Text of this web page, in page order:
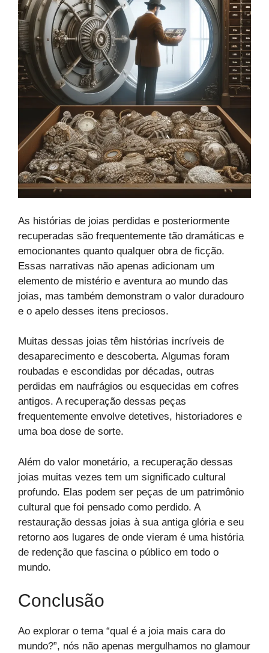
As histórias de joias perdidas e posteriormente
recuperadas são frequentemente tão dramáticas e
emocionantes quanto qualquer obra de ficção.
Essas narrativas não apenas adicionam um
elemento de mistério e aventura ao mundo das
joias, mas também demonstram o valor duradouro
e o apelo desses itens preciosos.
Muitas dessas joias têm histórias incríveis de
desaparecimento e descoberta. Algumas foram
roubadas e escondidas por décadas, outras
perdidas em naufrágios ou esquecidas em cofres
antigos. A recuperação dessas peças
frequentemente envolve detetives, historiadores e
uma boa dose de sorte.
Além do valor monetário, a recuperação dessas
joias muitas vezes tem um significado cultural
profundo. Elas podem ser peças de um patrimônio
cultural que foi pensado como perdido. A
restauração dessas joias à sua antiga glória e seu
retorno aos lugares de onde vieram é uma história
de redenção que fascina o público em todo o
mundo.
Conclusão
Ao explorar o tema “qual é a joia mais cara do
mundo?”, nós não apenas mergulhamos no glamour